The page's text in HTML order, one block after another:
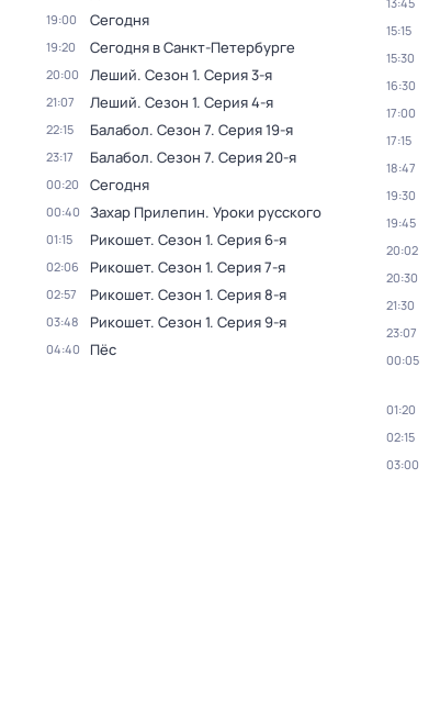
19:00 Сегодня
19:20 Сегодня в Санкт-Петербурге
20:00 Леший. Сезон 1. Серия 3-я
21:07 Леший. Сезон 1. Серия 4-я
22:15 Балабол. Сезон 7. Серия 19-я
23:17 Балабол. Сезон 7. Серия 20-я
00:20 Сегодня
00:40 Захар Прилепин. Уроки русского
01:15 Рикошет. Сезон 1. Серия 6-я
02:06 Рикошет. Сезон 1. Серия 7-я
02:57 Рикошет. Сезон 1. Серия 8-я
03:48 Рикошет. Сезон 1. Серия 9-я
04:40 Пёс
15:15
15:30
16:30
17:00
17:15
18:47
19:30
19:45
20:02
20:30
21:30
23:07
00:05
01:20
02:15
03:00